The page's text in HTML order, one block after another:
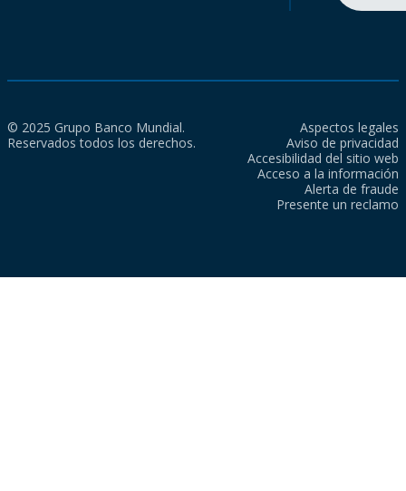
© 2025 Grupo Banco Mundial.
Reservados todos los derechos.
Aspectos legales
Aviso de privacidad
Accesibilidad del sitio web
Acceso a la información
Alerta de fraude
Presente un reclamo